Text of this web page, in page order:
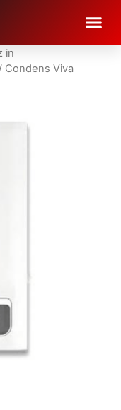
in
Condens Viva